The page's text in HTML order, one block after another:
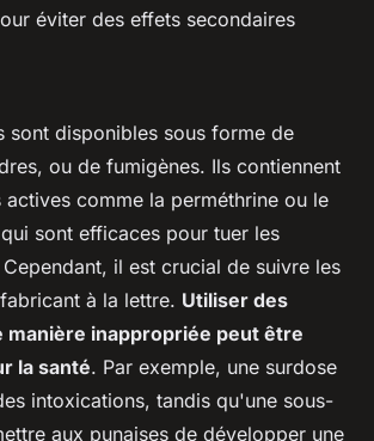
éviter des effets secondaires
sont disponibles sous forme de
ou de fumigènes. Ils contiennent
actives comme la perméthrine ou le
sont efficaces pour tuer les
il est crucial de suivre les
à la lettre. Utiliser des
manière inappropriée peut être
la santé. Par exemple, une surdose
intoxications, tandis qu'une sous-
aux punaises de développer une